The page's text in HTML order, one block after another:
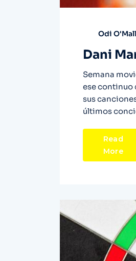
Odi
Dani
Semana
ese continuo
sus
últimos
Read
More